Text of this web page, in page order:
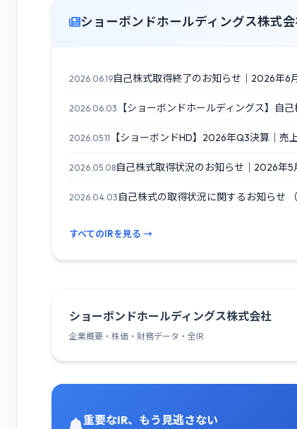
ショーボンドホールディングス株式
2026.06.19自己株式取得終了のお知らせ｜2026年6
2026.06.03 【ショーボンドホールディングス】自
2026.05.11 【ショーボンドHD】2026年Q3決算｜売
2026.05.08自己株式取得状況のお知らせ｜2026年5
2026.04.03 自己株式の取得状況に関するお知らせ
すべてのIRを見る →
ショーボンドホールディングス株式会社
企業概要・株価・財務データ・全IR
重要なIR、もう見逃さない